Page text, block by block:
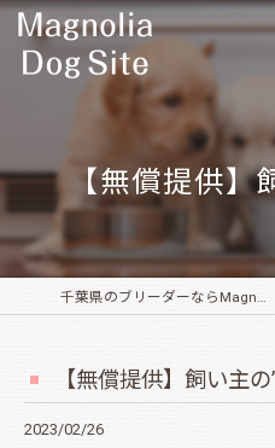
【無償提供】
千葉県のブリーダーならMagnolia Dog Site
【無償提供】飼い主の
2023/02/26